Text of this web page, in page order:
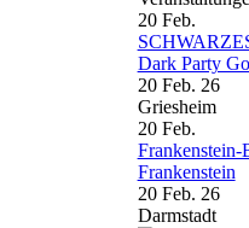
20 Feb.
Dark Party
20 Feb. 26
Griesheim
20 Feb.
Frankenstein-
Frankenstein
20 Feb. 26
Darmstadt